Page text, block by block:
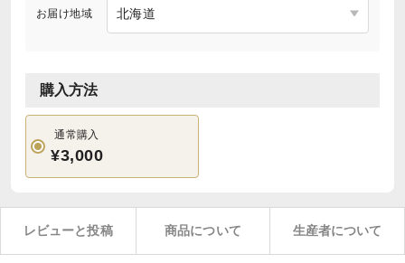
お届け地域
購入方法
通常購入
¥3,000
レビューと投稿 商品について 生産者について